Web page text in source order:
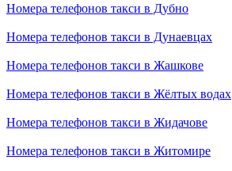
Номера телефонов такси в Дубно
Номера телефонов такси в Дунаевцах
Номера телефонов такси в Жашкове
Номера телефонов такси в Жёлтых водах
Номера телефонов такси в Жидачове
Номера телефонов такси в Житомире